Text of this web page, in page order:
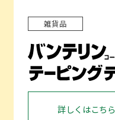
雑貨品
詳しくはこちら